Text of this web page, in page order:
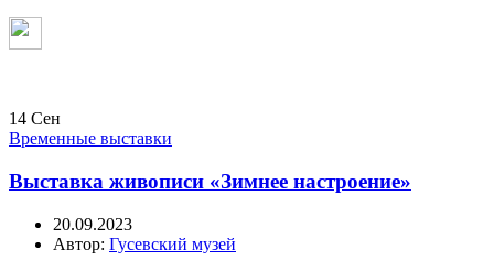
14 Сен
Временные выставки
Выставка живописи «Зимнее настроение»
20.09.2023
Автор: Гусевский музей